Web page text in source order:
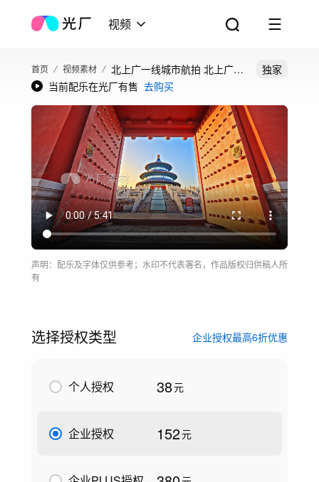
视频
首页 视频素材
北上广一线城市航拍 北上广地
标建筑
独家
当前配乐在光厂有售 去购买
声明：配乐及字体仅供参考；水印不代表署名，作品版权归供稿人所
有
选择授权类型 企业授权最高6折优惠
个人授权 38元
企业授权 152元